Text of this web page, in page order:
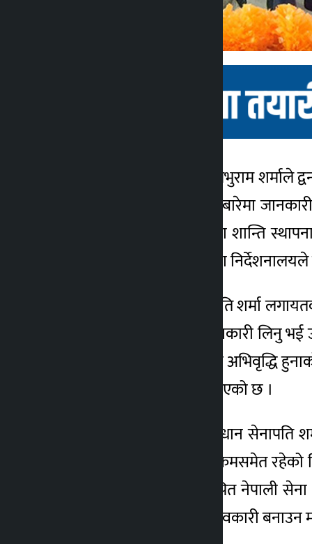
काठमाडौं । प्रधान सेनापति प्रभुराम शर्माले
पक्षहरु एवं भावी योजनाका बारेमा
संयुक्त राष्ट्रसङ्घको आह्वानमा शान्ति
सैनिक जनसम्पर्क तथा सूचना
भ्रमणको दौरान प्रधान सेनापति शर्मा
विविध पक्षहरुका बारेमा जानकारी लिनु
क्षेत्रमा तैनाथ फौजको हौसला अभिवृद्धि
हुने विश्वास नेपाली सेनाले लिएको छ ।
उक्त निरीक्षण भ्रमणपश्चात् प्रधान
अमेरिकाको भ्रमण गर्ने कार्यक्रमसमेत
विगत लामो समयदेखि स्थापित नेपाली
क्षेत्रलाई थप व्यवस्थित र प्रभावकारी